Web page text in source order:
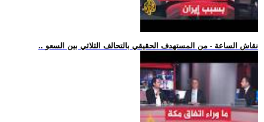
.. نقاش الساعة - من المستهدف الحقيقي بالتحالف الثلاثي بين السعو